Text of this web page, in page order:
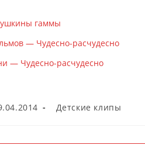
гаммы
— Чудесно-расчудесно
— Чудесно-расчудесно
Рубрика
записи:
Детские клипы